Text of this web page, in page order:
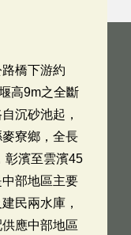
橋下游約
高9m之全斷
沉砂池起，
寮鄉，全長
彰濱至雲濱45
部地區主要
民兩水庫，
應中部地區